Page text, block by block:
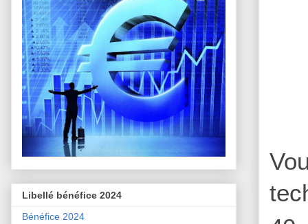
Libellé bénéfice 2024
Bénéfice 2024